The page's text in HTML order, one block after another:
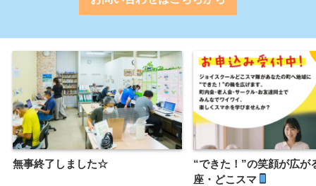
無事終了しました☆
“できた！”の笑顔が広が
座・どこスマ